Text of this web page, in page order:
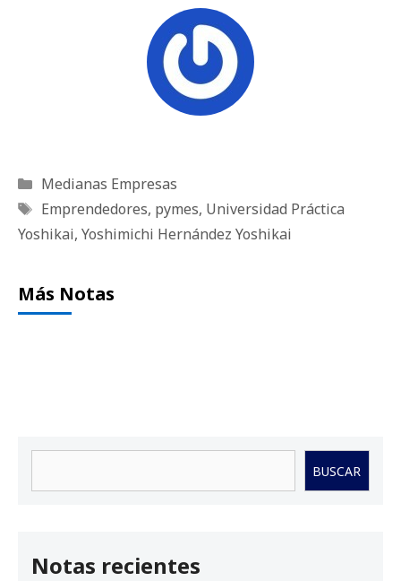
Categorías
Medianas Empresas
Etiquetas
Emprendedores, pymes, Universidad Práctica
Yoshikai, Yoshimichi Hernández Yoshikai
Más Notas
BUSCAR
Notas recientes